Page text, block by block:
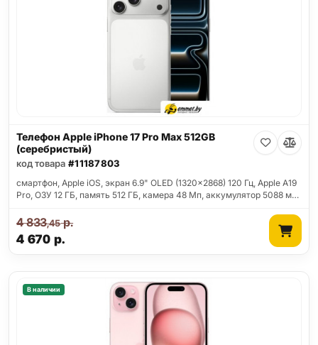
Телефон Apple iPhone 17 Pro Max 512GB
(серебристый)
код товара #11187803
смартфон, Apple iOS, экран 6.9" OLED (1320x2868) 120 Гц, Apple A19
Pro, ОЗУ 12 ГБ, память 512 ГБ, камера 48 Мп, аккумулятор 5088 м…
4 670 р.
4 833,45р.
В наличии